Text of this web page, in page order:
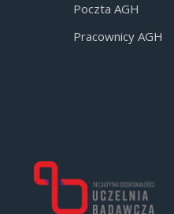
Poczta AGH
Pracownicy AGH